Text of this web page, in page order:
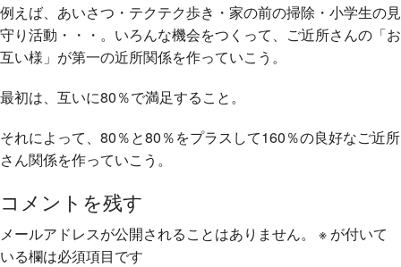
例えば、あいさつ・テクテク歩き・家の前の掃除・小学生の見
守り活動・・・。いろんな機会をつくって、ご近所さんの「お
互い様」が第一の近所関係を作っていこう。
最初は、互いに80％で満足すること。
それによって、80％と80％をプラスして160％の良好なご近所
さん関係を作っていこう。
コメントを残す
メールアドレスが公開されることはありません。 ※ が付いて
いる欄は必須項目です